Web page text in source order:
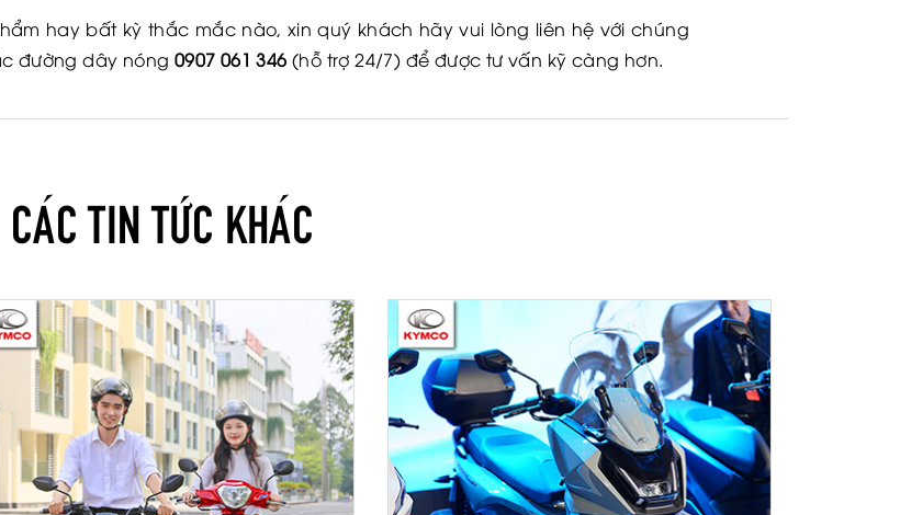
hay bất kỳ thắc mắc nào, xin quý khách hãy vui lòng liên hệ với chúng
đường dây nóng 0907 061 346 (hỗ trợ 24/7) để được tư vấn kỹ càng hơn.
CÁC TIN TỨC KHÁC